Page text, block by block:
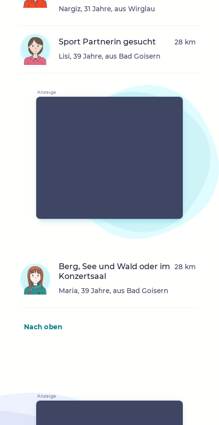
Nargiz, 31 Jahre, aus Wirglau
Sport Partnerin gesucht
Lisi, 39 Jahre, aus Bad Goisern
28 km
Berg, See und Wald oder im
Konzertsaal
Maria, 39 Jahre, aus Bad Goisern
28 km
Nach oben